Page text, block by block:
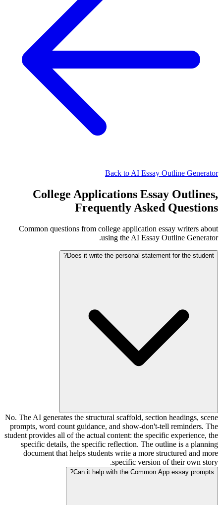
Back to AI Essay Outline Generator
College Applications Essay Outlines,
Frequently Asked Questions
Common questions from college application essay writers about
using the AI Essay Outline Generator.
Does it write the personal statement for the student?
No. The AI generates the structural scaffold, section headings, scene
prompts, word count guidance, and show-don't-tell reminders. The
student provides all of the actual content: the specific experience, the
specific details, the specific reflection. The outline is a planning
document that helps students write a more structured and more
specific version of their own story.
Can it help with the Common App essay prompts?